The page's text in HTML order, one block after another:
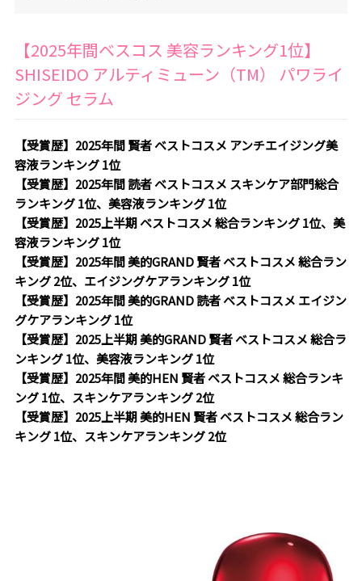
【2025年間ベスコス 美容ランキング1位】
SHISEIDO アルティミューン（TM） パワライ
ジング セラム
【受賞歴】2025年間 賢者 ベストコスメ アンチエイジング美
容液ランキング 1位
【受賞歴】2025年間 読者 ベストコスメ スキンケア部門総合
ランキング 1位、美容液ランキング 1位
【受賞歴】2025上半期 ベストコスメ 総合ランキング 1位、美
容液ランキング 1位
【受賞歴】2025年間 美的GRAND 賢者 ベストコスメ 総合ラン
キング 2位、エイジングケアランキング 1位
【受賞歴】2025年間 美的GRAND 読者 ベストコスメ エイジン
グケアランキング 1位
【受賞歴】2025上半期 美的GRAND 賢者 ベストコスメ 総合ラ
ンキング 1位、美容液ランキング 1位
【受賞歴】2025年間 美的HEN 賢者 ベストコスメ 総合ランキ
ング 1位、スキンケアランキング 2位
【受賞歴】2025上半期 美的HEN 賢者 ベストコスメ 総合ラン
キング 1位、スキンケアランキング 2位